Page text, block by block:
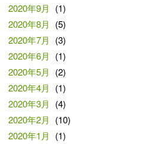
2020年9月
(1)
2020年8月
(5)
2020年7月
(3)
2020年6月
(1)
2020年5月
(2)
2020年4月
(1)
2020年3月
(4)
2020年2月
(10)
2020年1月
(1)